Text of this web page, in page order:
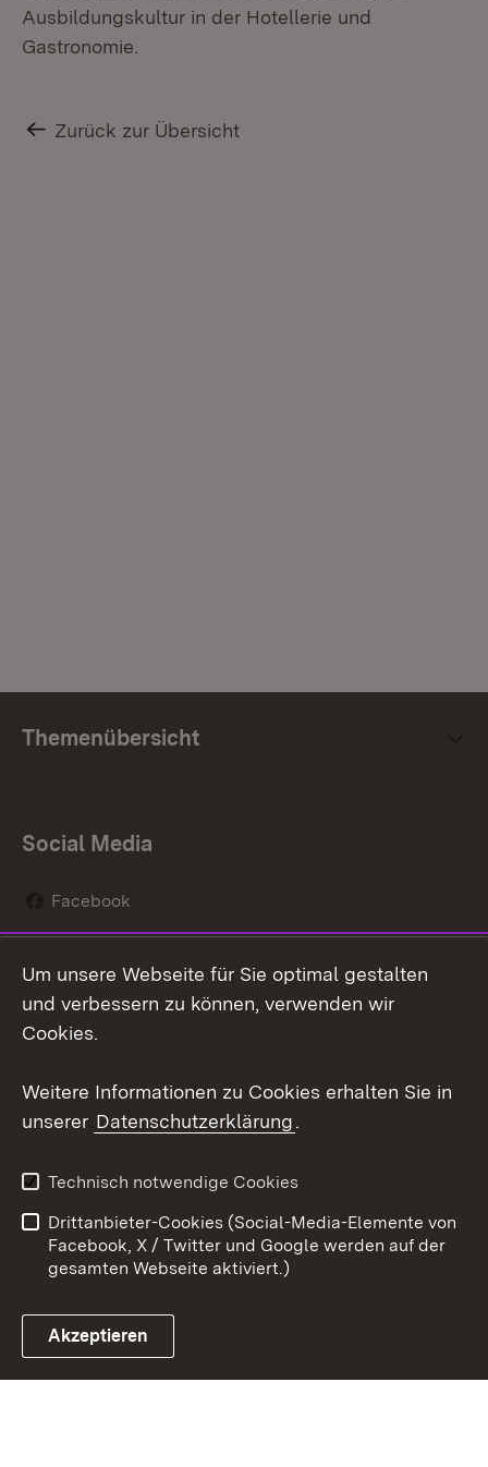
Ausbildungskultur in der Hotellerie und
Gastronomie.
Zurück zur Übersicht
Themenübersicht
Social Media
Facebook
Social Wall
Youtube
Link zum Landesportal
Kontakt
Datenschutz
Barrierefreiheit
Impressum Cookies
Um unsere Webseite für Sie optimal gestalten
und verbessern zu können, verwenden wir
Cookies.
Weitere Informationen zu Cookies erhalten Sie in
unserer Datenschutzerklärung.
Technisch notwendige Cookies
Drittanbieter-Cookies (Social-Media-Elemente von
Facebook, X / Twitter und Google werden auf der
gesamten Webseite aktiviert.)
Akzeptieren